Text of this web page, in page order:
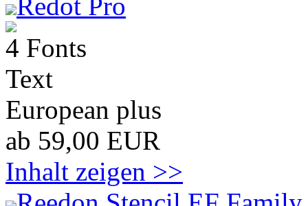
4 Fonts
Text
European plus
ab 59,00 EUR
Inhalt zeigen >>